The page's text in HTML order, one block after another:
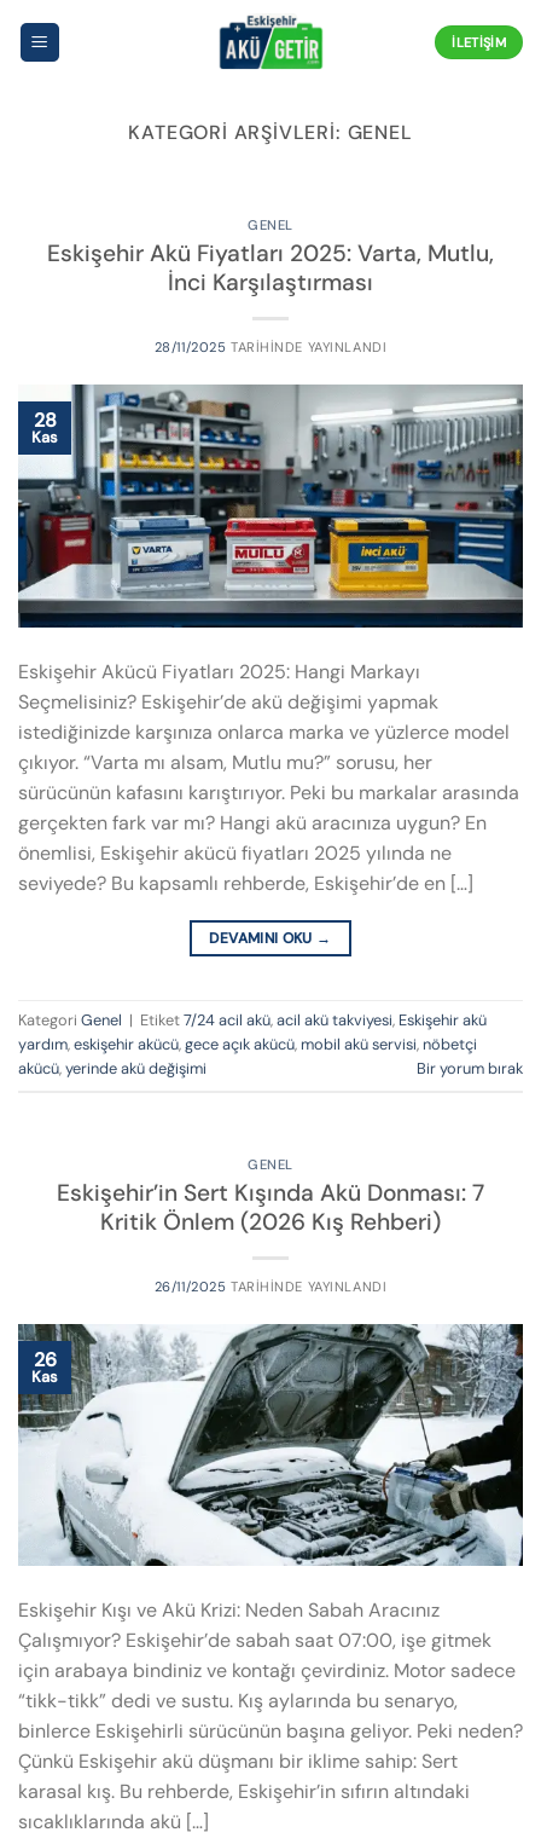
atla
İLETIŞIM
KATEGORI ARŞIVLERI: GENEL
GENEL
Eskişehir Akü Fiyatları 2025: Varta, Mutlu,
İnci Karşılaştırması
28/11/2025 TARIHINDE YAYINLANDI
28
Kas
Eskişehir Akücü Fiyatları 2025: Hangi Markayı
Seçmelisiniz? Eskişehir’de akü değişimi yapmak
istediğinizde karşınıza onlarca marka ve yüzlerce model
çıkıyor. “Varta mı alsam, Mutlu mu?” sorusu, her
sürücünün kafasını karıştırıyor. Peki bu markalar arasında
gerçekten fark var mı? Hangi akü aracınıza uygun? En
önemlisi, Eskişehir akücü fiyatları 2025 yılında ne
seviyede? Bu kapsamlı rehberde, Eskişehir’de en […]
DEVAMINI OKU →
Kategori Genel | Etiket7/24 acil akü,acil akü takviyesi, Eskişehir akü
yardım,eskişehir akücü,gece açık akücü, mobil akü servisi, nöbetçi
akücü,yerinde akü değişimi Bir yorum bırak
GENEL
Eskişehir’in Sert Kışında Akü Donması: 7
Kritik Önlem (2026 Kış Rehberi)
26/11/2025 TARIHINDE YAYINLANDI
26
Kas
Eskişehir Kışı ve Akü Krizi: Neden Sabah Aracınız
Çalışmıyor? Eskişehir’de sabah saat 07:00, işe gitmek
için arabaya bindiniz ve kontağı çevirdiniz. Motor sadece
“tikk-tikk” dedi ve sustu. Kış aylarında bu senaryo,
binlerce Eskişehirli sürücünün başına geliyor. Peki neden?
Çünkü Eskişehir akü düşmanı bir iklime sahip: Sert
karasal kış. Bu rehberde, Eskişehir’in sıfırın altındaki
sıcaklıklarında akü […]